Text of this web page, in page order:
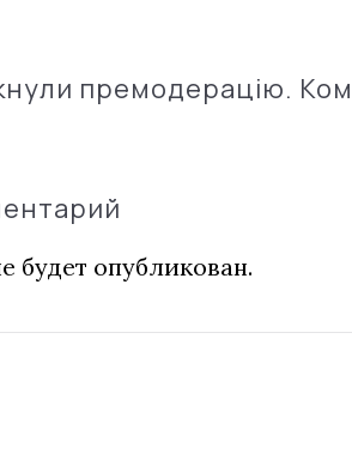
премодерацію.
будет опубликован.